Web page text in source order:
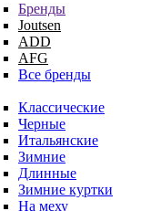
Бренды
Joutsen
ADD
AFG
Все бренды
Классические
Черные
Итальянские
Зимние
Длинные
Зимние куртки
На меху